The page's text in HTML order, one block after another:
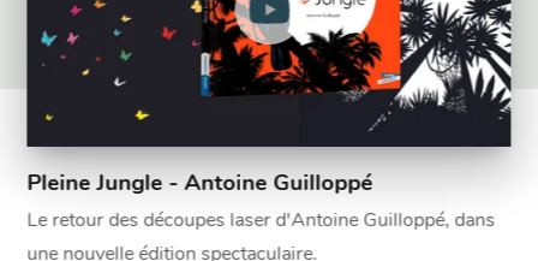
Pleine Jungle - Antoine Guilloppé
Le retour des découpes laser d'Antoine Guilloppé, dans
une nouvelle édition spectaculaire.